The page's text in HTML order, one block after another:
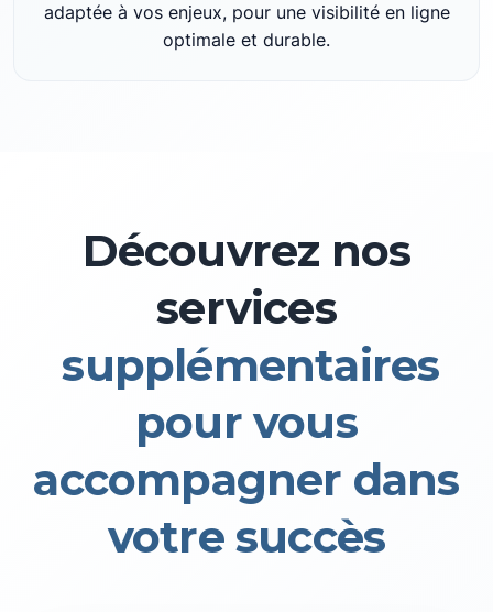
adaptée à vos enjeux, pour une visibilité en ligne
optimale et durable.
Découvrez nos
services
supplémentaires
pour vous
accompagner dans
votre succès